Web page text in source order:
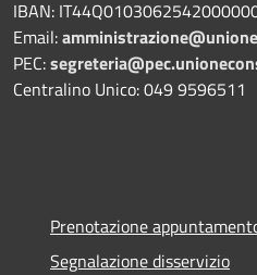
IBAN:
Email:
PEC:
Centralino Unico: 049 9596511
Prenotazione
Segnalazione disservizio